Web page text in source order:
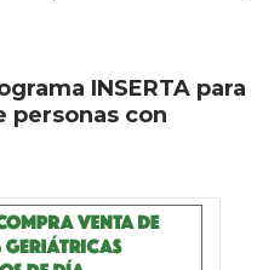
INSERTA para
personas con